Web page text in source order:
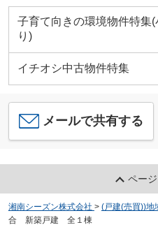
子育て向きの環境物件特集
り)
イチオシ中古物件特集
メールで共有する
ペー
湘南シーズン株式会社 > (戸建(売買))地
合 新築戸建 全１棟